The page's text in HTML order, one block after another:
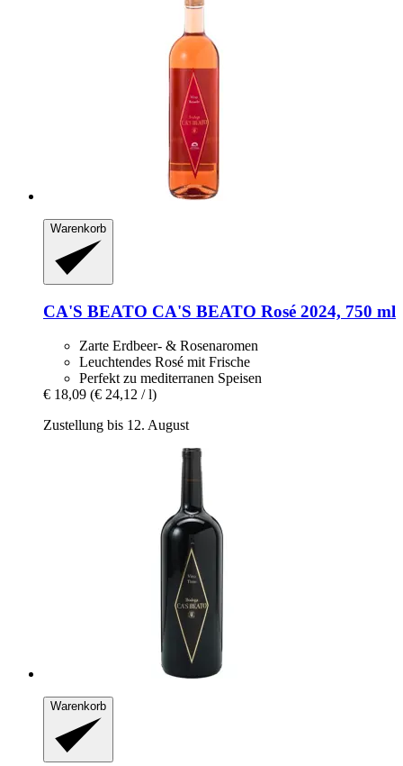
Warenkorb
CA'S BEATO CA'S BEATO Rosé 2024, 750 ml
Zarte Erdbeer- & Rosenaromen
Leuchtendes Rosé mit Frische
Perfekt zu mediterranen Speisen
€ 18,09 (€ 24,12 / l)
Zustellung bis 12. August
Warenkorb